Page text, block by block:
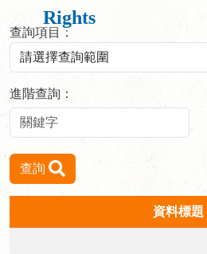
Rights
查詢項目：
進階查詢：
查詢
資料標題